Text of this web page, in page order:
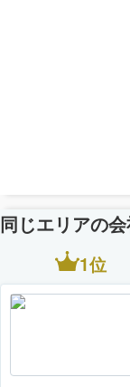
同じエリアの
1位